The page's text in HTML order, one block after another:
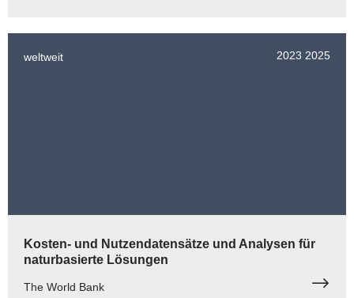
weltweit 2023 2025
Kosten- und Nutzendatensätze und Analysen für
naturbasierte Lösungen
The World Bank